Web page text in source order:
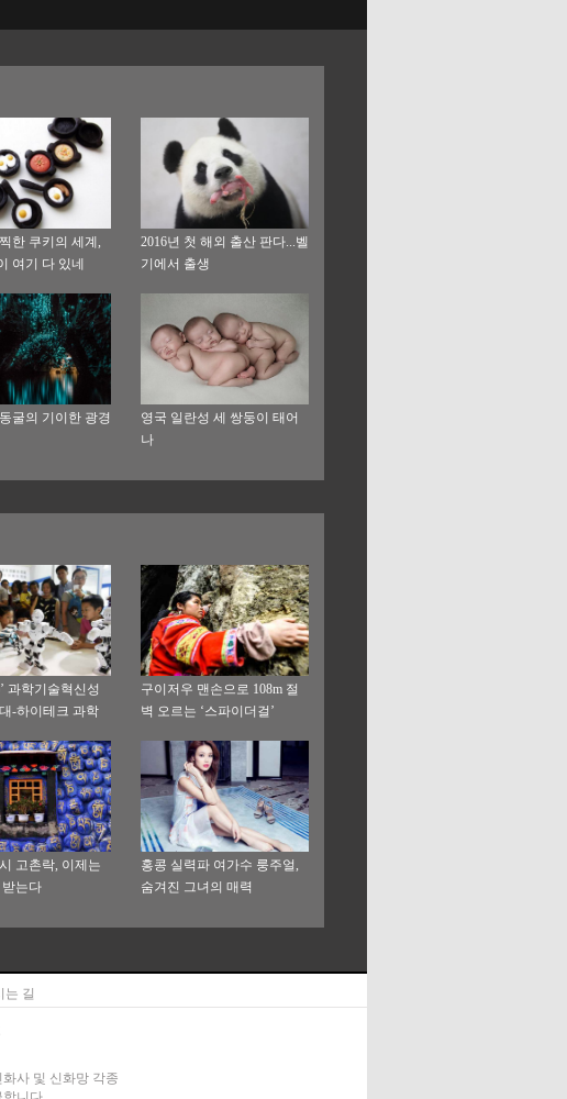
한 쿠키의 세계,
여기 다 있네
2016년 첫 해외 출산 판다...벨
기에서 출생
굴의 기이한 광경
영국 일란성 세 쌍둥이 태어
나
과학기술혁신성
-하이테크 과학
구이저우 맨손으로 108m 절
벽 오르는 ‘스파이더걸’
고촌락, 이제는
는다
홍콩 실력파 여가수 룽주얼,
숨겨진 그녀의 매력
는 길
화사 및 신화망 각종